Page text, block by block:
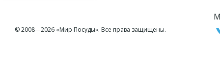
© 2008—2026 «Мир Посуды». Все права защищены.